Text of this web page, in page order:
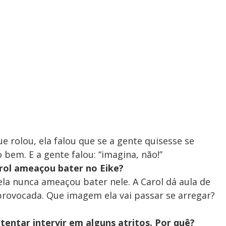
ela falou que se a gente quisesse se
E a gente falou: “imagina, não!”
ameaçou bater no Eike?
nunca ameaçou bater nele. A Carol dá aula de
Que imagem ela vai passar se arregar?
tentar intervir em alguns atritos. Por quê?